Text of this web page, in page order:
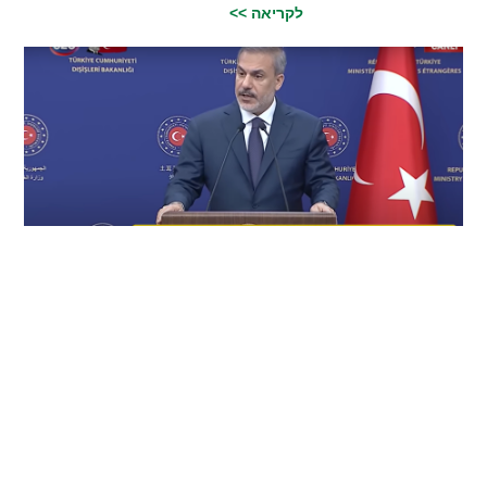
לקריאה >>